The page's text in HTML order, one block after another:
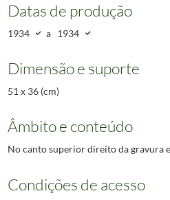
Datas de produção
1934 a 1934
Dimensão e suporte
51 x 36 (cm)
Âmbito e conteúdo
No canto superior direito da gravura
Condições de acesso